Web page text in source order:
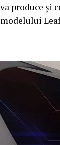
va produce şi
modelului